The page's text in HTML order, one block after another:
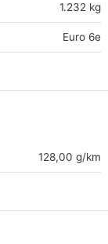
1.232 kg
Euro 6e
128,00 g/km